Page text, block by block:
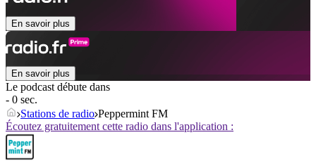
En savoir plus
En savoir plus
Le podcast débute dans
- 0 sec.
Stations de radio Peppermint FM
Écoutez gratuitement cette radio dans l'application :